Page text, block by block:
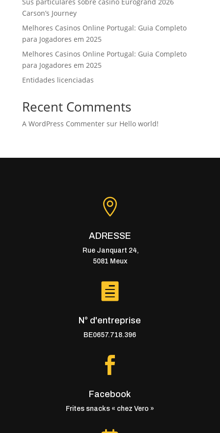
Carson’s Journey
Melhores Casinos Online Portugal: Guia Completo
para Jogadores em 2025
Melhores Casinos Online Portugal: Guia Completo
para Jogadores em 2025
Entidades licenciadas
Recent Comments
A WordPress Commentersur Hello world!

ADRESSE
Rue Janquart 24,
5081 Meux

N° d'entreprise
BE0657.718.396

Facebook
Frites snacks « chez Vero »